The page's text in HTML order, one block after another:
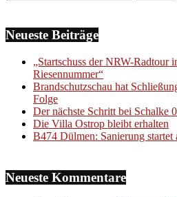
Neueste Beiträge
„Startschuss der NRW-Radtour
Riesennummer“
Brandschutzschau hat
Folge
Der nächste Schritt bei Schalke
Die Villa Ostrop bleibt erhalten
B474 Dülmen: Sanierung startet
Neueste Kommentare